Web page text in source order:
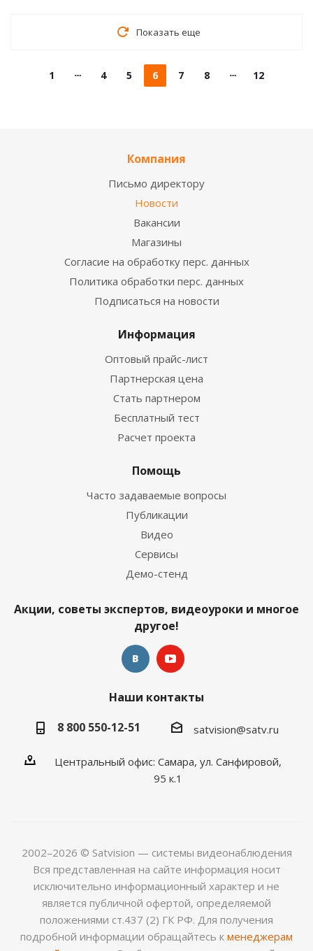
Показать еще
1 4 5 6 7 8 12
Компания
Письмо директору
Новости
Вакансии
Магазины
Согласие на обработку перс. данных
Политика обработки перс. данных
Подписаться на новости
Информация
Оптовый прайс-лист
Партнерская цена
Стать партнером
Бесплатный тест
Расчет проекта
Помощь
Часто задаваемые вопросы
Публикации
Видео
Сервисы
Демо-стенд
Акции, советы экспертов, видеоуроки и многое
другое!
Наши контакты
8 800 550-12-51
satvision@satv.ru
Центральный офис: Самара, ул. Санфировой,
95 к.1
2002–2026 © Satvision — системы видеонаблюдения
Вся представленная на сайте информация носит
исключительно информационный характер и не
является публичной офертой, определяемой
положениями ст.437 (2) ГК РФ. Для получения
подробной информации обращайтесь к менеджерам